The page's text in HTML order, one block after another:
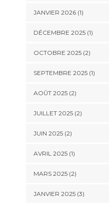
JANVIER 2026(1)
DÉCEMBRE 2025(1)
OCTOBRE 2025(2)
SEPTEMBRE 2025(1)
AOÛT 2025(2)
JUILLET 2025(2)
JUIN 2025(2)
AVRIL 2025(1)
MARS 2025(2)
JANVIER 2025(3)